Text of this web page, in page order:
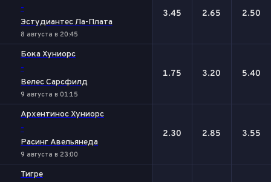
-
Эстудиантес Ла-Плата
8 августа в 20:45
3.45 2.65 2.50
Бока Хуниорс
-
Велес Сарсфилд
9 августа в 01:15
1.75 3.20 5.40
Архентинос Хуниорс
-
Расинг Авельянеда
9 августа в 23:00
2.30 2.85 3.55
Тигре